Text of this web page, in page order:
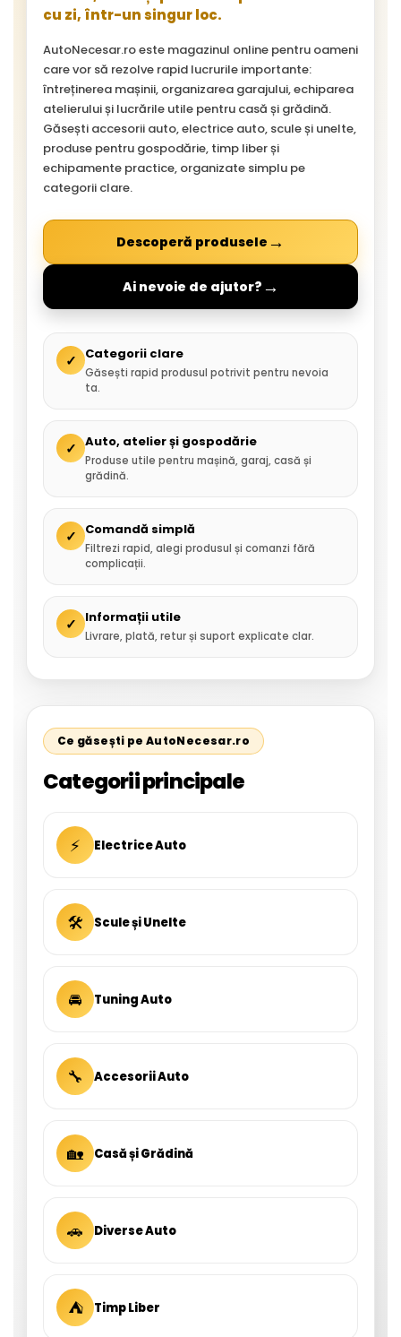
cu zi, într-un singur loc.
AutoNecesar.ro este magazinul online pentru oameni
care vor să rezolve rapid lucrurile importante:
întreținerea mașinii, organizarea garajului, echiparea
atelierului și lucrările utile pentru casă și grădină.
Găsești accesorii auto, electrice auto, scule și unelte,
produse pentru gospodărie, timp liber și
echipamente practice, organizate simplu pe
categorii clare.
Descoperă produsele →
Ai nevoie de ajutor? →
✓ Categorii clare
Găsești rapid produsul potrivit pentru nevoia
ta.
✓ Auto, atelier și gospodărie
Produse utile pentru mașină, garaj, casă și
grădină.
✓ Comandă simplă
Filtrezi rapid, alegi produsul și comanzi fără
complicații.
✓ Informații utile
Livrare, plată, retur și suport explicate clar.
Ce găsești pe AutoNecesar.ro
Categorii principale
⚡ Electrice Auto
🛠 Scule și Unelte
🚘 Tuning Auto
🔧 Accesorii Auto
🏡 Casă și Grădină
🚗 Diverse Auto
⛺ Timp Liber